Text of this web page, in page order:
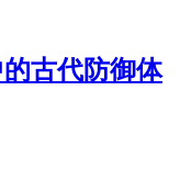
古代防御体